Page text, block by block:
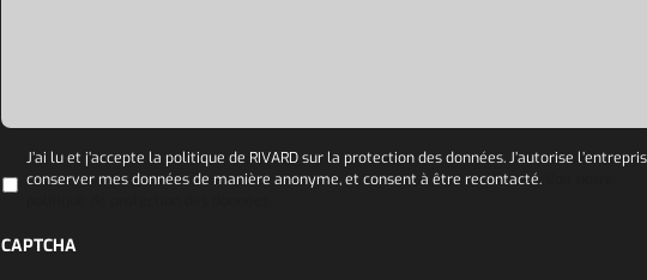
PRIVACY *
J’ai lu et j’accepte la politique de RIVARD sur la protection des données. J’autorise
conserver mes données de manière anonyme, et consent à être recontacté.
CAPTCHA